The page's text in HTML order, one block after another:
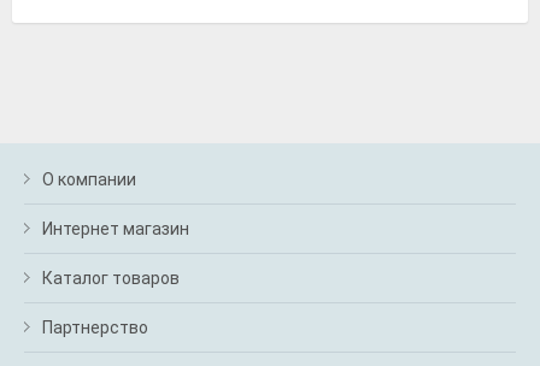
О компании
Интернет магазин
Каталог товаров
Партнерство